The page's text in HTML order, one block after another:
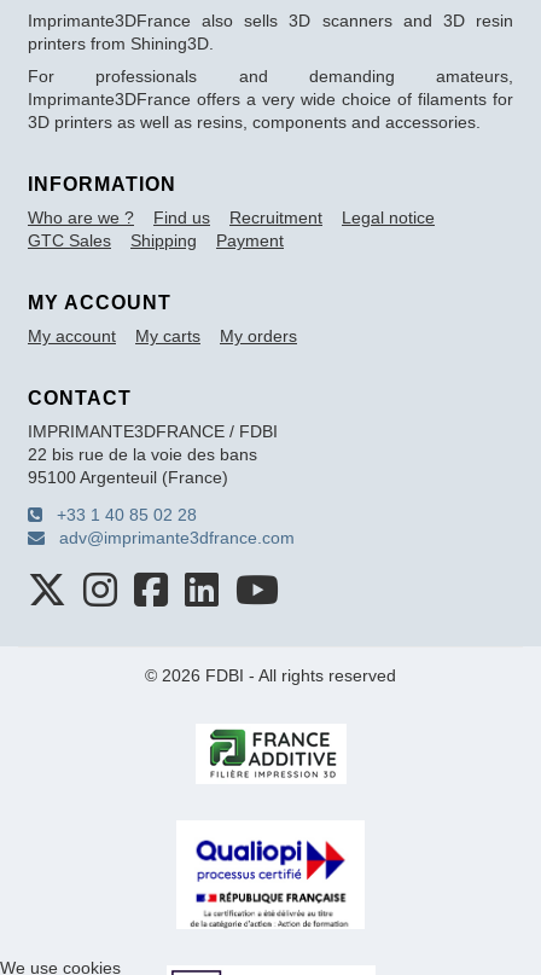
Imprimante3DFrance also sells 3D scanners and 3D resin
printers from Shining3D.
For professionals and demanding amateurs,
Imprimante3DFrance offers a very wide choice of filaments for
3D printers as well as resins, components and accessories.
INFORMATION
Who are we ? Find us Recruitment
Legal notice
GTC Sales
Shipping Payment
MY ACCOUNT
My account My carts My orders
CONTACT
IMPRIMANTE3DFRANCE / FDBI
22 bis rue de la voie des bans
95100 Argenteuil (France)
+33 1 40 85 02 28
adv@imprimante3dfrance.com
© 2026 FDBI - All rights reserved
We use cookies